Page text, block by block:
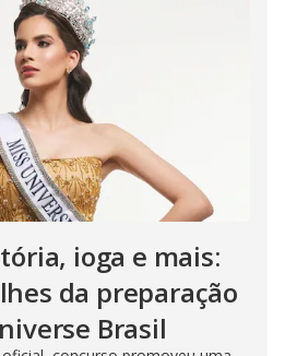
ioga e mais:
da preparação
Brasil